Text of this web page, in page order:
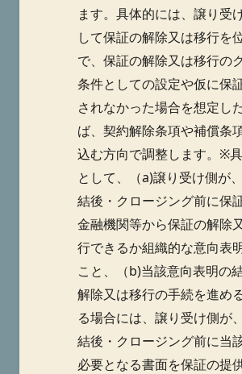
ます。具体的には、譲り受
して保証の解除又は移行を
で、保証の解除又は移行の
条件としての設定や仮に保
されなかった場合を想定し
ば、契約解除条項や補償条
込む方向で調整します。※
として、（a)譲り受け側が
結後・クロージング前に保
金融機関等から保証の解除
行できるか組織的な意向表
こと、（b)当該意向表明の
解除又は移行の手続を進め
る場合には、譲り受け側が
結後・クロージング前に当
必要となる書面を保証の提